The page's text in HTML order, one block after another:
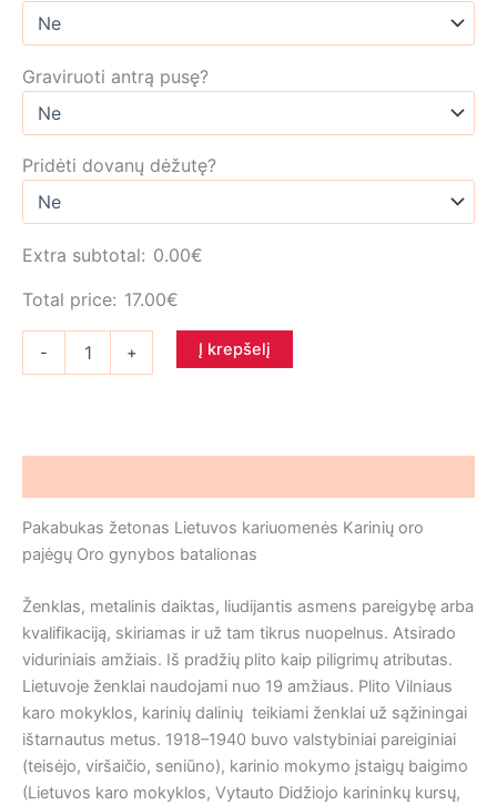
Graviruoti antrą pusę?
Pridėti dovanų dėžutę?
Extra subtotal: 0.00€
Total price: 17.00€
-
gynybos
batalionas
+ Į krepšelį
Pakabukas žetonas Lietuvos kariuomenės Karinių oro
pajėgų Oro gynybos batalionas
Ženklas, metalinis daiktas, liudijantis asmens pareigybę arba
kvalifikaciją, skiriamas ir už tam tikrus nuopelnus. Atsirado
viduriniais amžiais. Iš pradžių plito kaip piligrimų atributas.
Lietuvoje ženklai naudojami nuo 19 amžiaus. Plito Vilniaus
karo mokyklos, karinių dalinių teikiami ženklai už sąžiningai
ištarnautus metus. 1918–1940 buvo valstybiniai pareiginiai
(teisėjo, viršaičio, seniūno), karinio mokymo įstaigų baigimo
(Lietuvos karo mokyklos, Vytauto Didžiojo karininkų kursų,